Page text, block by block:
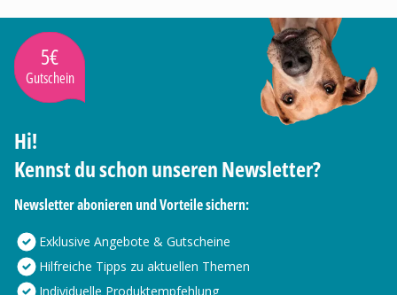
5€
Gutschein
Hi!
Kennst du schon unseren Newsletter?
Newsletter abonieren und Vorteile sichern:
Exklusive Angebote & Gutscheine
Hilfreiche Tipps zu aktuellen Themen
Individuelle Produktempfehlung